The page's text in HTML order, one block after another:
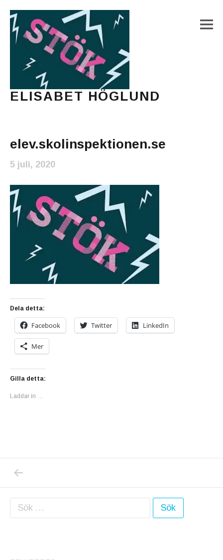
ELISABET HÖGLUND
elev.skolinspektionen.se
5 juli, 2020
Dela detta:
Facebook Twitter LinkedIn
Mer
Gilla detta:
Laddar in …
Inläggsnavigering
Sök efter: